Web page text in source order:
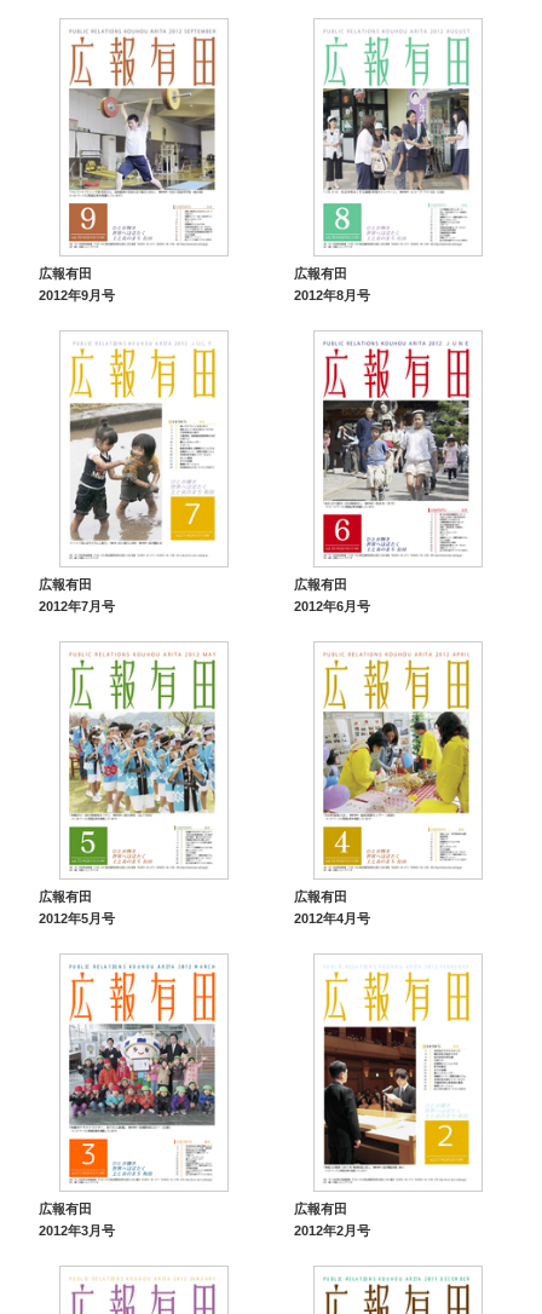
広報有田
2012年9月号
広報有田
2012年8月号
広報有田
2012年7月号
広報有田
2012年6月号
広報有田
2012年5月号
広報有田
2012年4月号
広報有田
2012年3月号
広報有田
2012年2月号